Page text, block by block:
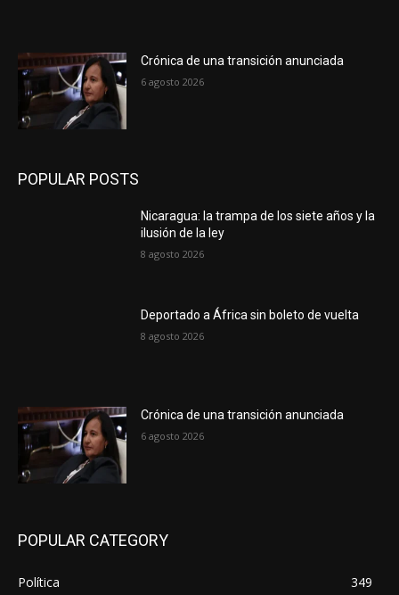
Crónica de una transición anunciada
6 agosto 2026
POPULAR POSTS
Nicaragua: la trampa de los siete años y la
ilusión de la ley
8 agosto 2026
Deportado a África sin boleto de vuelta
8 agosto 2026
Crónica de una transición anunciada
6 agosto 2026
POPULAR CATEGORY
Política
349